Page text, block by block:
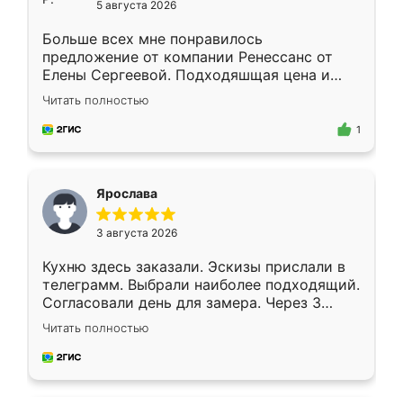
5 августа 2026
Больше всех мне понравилось
предложение от компании Ренессанс от
Елены Сергеевой. Подходяшщая цена и
короткие сроки изготовления. Приехавший
для замера сотрудник Владислав
предложил по моему эскизу самый
Читать полностью
1
Ярослава
3 августа 2026
Кухню здесь заказали. Эскизы прислали в
телеграмм. Выбрали наиболее подходящий.
Согласовали день для замера. Через 3
недели кухня была уже готова. Остались
довольны работой. Спасибо Ренессанс
мебель за качественную работу!
Читать полностью